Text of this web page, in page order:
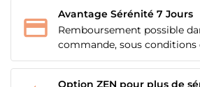
Avantage Sérénité 7 Jours
Remboursement possible
commande, sous conditions
Option ZEN pour plus de